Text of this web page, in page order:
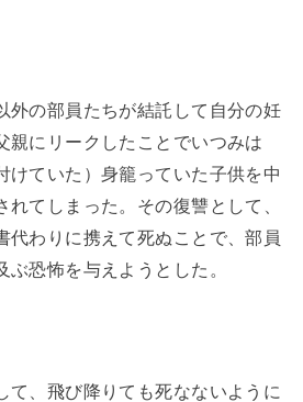
外の部員たちが結託して自分の妊
親にリークしたことでいつみは
けていた）身籠っていた子供を中
てしまった。その復讐として、
代わりに携えて死ぬことで、部員
恐怖を与えようとした。
て、飛び降りても死なないように